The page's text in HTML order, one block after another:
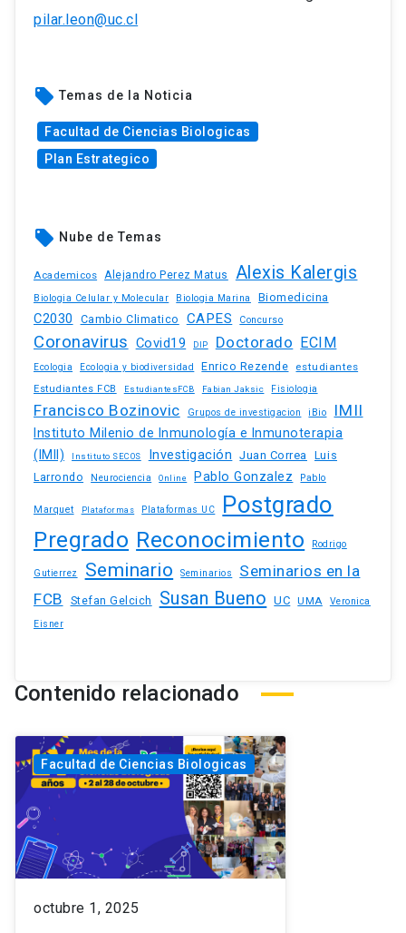
pilar.leon@uc.cl
local_offer Temas de la Noticia
Facultad de Ciencias Biologicas
Plan Estrategico
local_offer Nube de Temas
Academicos Alejandro Perez Matus Alexis Kalergis
Biologia Celular y Molecular Biologia Marina Biomedicina
C2030 Cambio Climatico CAPES Concurso
Coronavirus Covid19 DIP Doctorado ECIM
Ecologia Ecologia y biodiversidad Enrico Rezende estudiantes
Estudiantes FCB EstudiantesFCB Fabian Jaksic Fisiologia
Francisco Bozinovic Grupos de investigacion iBio IMII
Instituto Milenio de Inmunología e Inmunoterapia
(IMII)
Instituto SECOS Investigación Juan Correa Luis
Larrondo
Neurociencia Online Pablo Gonzalez Pablo
Marquet Plataformas Plataformas UC Postgrado
Pregrado Reconocimiento Rodrigo
Gutierrez Seminario Seminarios
Seminarios en la
FCB
Stefan Gelcich Susan Bueno UC UMA
Veronica
Eisner
Contenido relacionado
Facultad de Ciencias Biologicas
octubre 1, 2025